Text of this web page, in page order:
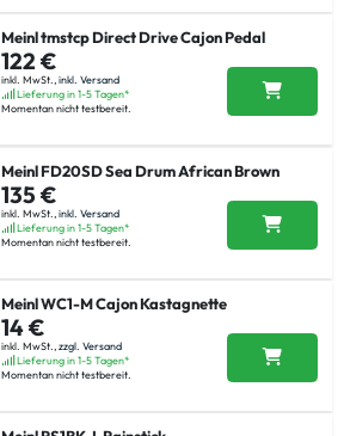
Meinl tmstcp Direct Drive Cajon Pedal
122 €
inkl. MwSt.,inkl. Versand
Lieferung in 1-5 Tagen*
Momentan nicht testbereit.
Meinl FD20SD Sea Drum African Brown
135 €
inkl. MwSt., inkl. Versand
Lieferung in 1-5 Tagen*
Momentan nicht testbereit.
Meinl WC1-M Cajon Kastagnette
14 €
inkl. MwSt., zzgl. Versand
Lieferung in 1-5 Tagen*
Momentan nicht testbereit.